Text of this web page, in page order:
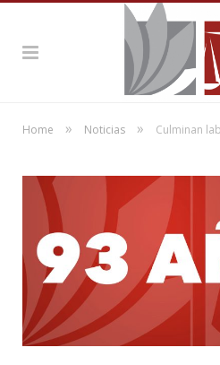
Home » Noticias » Culminan